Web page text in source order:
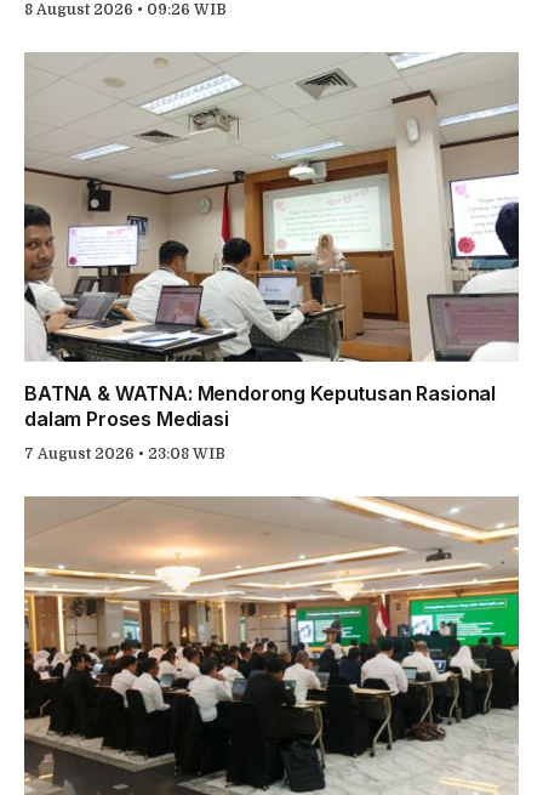
8 August 2026 • 09:26 WIB
BATNA & WATNA: Mendorong Keputusan Rasional
dalam Proses Mediasi
7 August 2026 • 23:08 WIB